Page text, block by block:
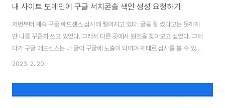
내 사이트 도메인에 구글 서치콘솔 색인 생성 요청하기
저번부터 계속 구글 애드센스 심사에 떨어지고 있다. 글을 잘 썼다고는 못하지
만 나름 꾸준히 쓰고 있었다. 그래서 다른 곳에서 원인을 찾아보고 싶었다. 그러
다가 구글 애드센스는 내 글이 구글에 노출이 되어야 제대로 심사를 볼 수 있다
는 것을 알게 되었다. 말 그대로 내 도메인이 구글에서 검색이 되어야 한다는 것
과 관련된 검색 결과들이 나온다. 그렇다면 내 도메인 duplicat.kr을 넣으면?
이런, 아무것도 나오지 않는다. 이것이 그동안 구글 애드센스 심사가 떨어진 원
2023. 2. 20.